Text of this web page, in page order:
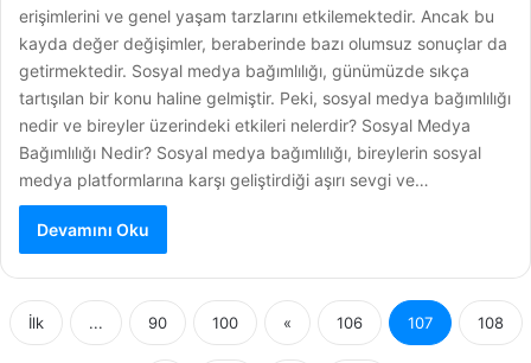
erişimlerini ve genel yaşam tarzlarını etkilemektedir. Ancak bu
kayda değer değişimler, beraberinde bazı olumsuz sonuçlar da
getirmektedir. Sosyal medya bağımlılığı, günümüzde sıkça
tartışılan bir konu haline gelmiştir. Peki, sosyal medya bağımlılığı
nedir ve bireyler üzerindeki etkileri nelerdir? Sosyal Medya
Bağımlılığı Nedir? Sosyal medya bağımlılığı, bireylerin sosyal
medya platformlarına karşı geliştirdiği aşırı sevgi ve…
Devamını Oku
İlk ... 90 100 « 106 107 108